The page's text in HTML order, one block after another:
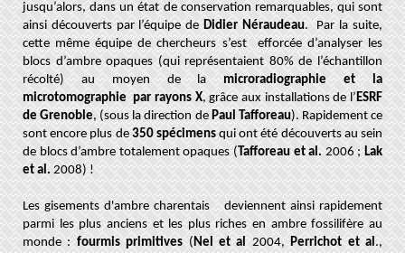
jusqu’alors, dans un état de conservation remarquables, qui sont
ainsi découverts par l’équipe deDidier Néraudeau. Par la suite,
cette même équipe de chercheurs s’est efforcée d’analyser les
blocs d’ambre opaques (qui représentaient 80% de l’échantillon
récolté) au moyen de lamicroradiographie et la
microtomographie par rayons X, grâce aux installations de l’ESRF
de Grenoble, (sous la direction de Paul Tafforeau). Rapidement ce
sont encore plus de350 spécimensqui ont été découverts au sein
de blocs d’ambre totalement opaques (Tafforeau et al.2006 ;Lak
et al.2008)!
Les gisements d'ambre charentais deviennent ainsi rapidement
parmi les plus anciens et les plus riches en ambre fossilifère au
monde :fourmis primitives(Nel et al2004,Perrichot et al.,